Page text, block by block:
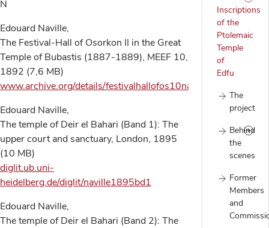
Inscriptions
of the
Ptolemaic
Temple
of
Edfu
The
project
Behind
the
scenes
Former
Members
and
N
Edouard Naville,
The Festival-Hall of Osorkon II in the Great
Temple of Bubastis (1887-1889), MEEF 10,
1892 (7,6 MB)
www.archive.org/details/festivalhallofos10navi
Edouard Naville,
The temple of Deir el Bahari (Band 1): The
upper court and sanctuary, London, 1895
(10 MB)
diglit.ub.uni-
heidelberg.de/diglit/naville1895bd1
Edouard Naville,
The temple of Deir el Bahari (Band 2): The